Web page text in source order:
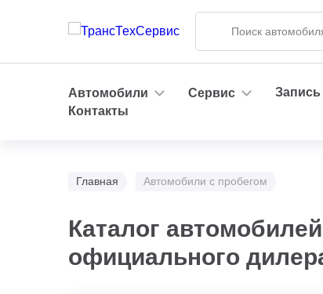
Автомобили Сервис Запись
Контакты
Главная Автомобили с пробегом
Каталог
официального